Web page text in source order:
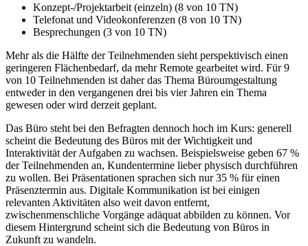
Konzept-/Projektarbeit (einzeln) (8 von 10 TN)
Telefonat und Videokonferenzen (8 von 10 TN)
Besprechungen (3 von 10 TN)
Mehr als die Hälfte der Teilnehmenden sieht perspektivisch einen
geringeren Flächenbedarf, da mehr Remote gearbeitet wird. Für 9
von 10 Teilnehmenden ist daher das Thema Büroumgestaltung
entweder in den vergangenen drei bis vier Jahren ein Thema
gewesen oder wird derzeit geplant.
Das Büro steht bei den Befragten dennoch hoch im Kurs: generell
scheint die Bedeutung des Büros mit der Wichtigkeit und
Interaktivität der Aufgaben zu wachsen. Beispielsweise geben 67 %
der Teilnehmenden an, Kundentermine lieber physisch durchführen
zu wollen. Bei Präsentationen sprachen sich nur 35 % für einen
Präsenztermin aus. Digitale Kommunikation ist bei einigen
relevanten Aktivitäten also weit davon entfernt,
zwischenmenschliche Vorgänge adäquat abbilden zu können. Vor
diesem Hintergrund scheint sich die Bedeutung von Büros in
Zukunft zu wandeln.